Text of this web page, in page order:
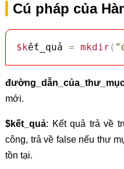
Cú pháp của
$kết_quả = mkdir (
mới.
$kết_quả: Kết quả trả về
công, trả về false nếu thư
tồn tại.